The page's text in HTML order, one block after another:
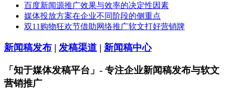
百度新闻源推广效果与效率的决定性因素
媒体投放方案在企业不同阶段的侧重点
双11购物狂欢节借助网络推广软文打好营销牌
新闻稿发布 | 发稿渠道 | 新闻稿中心
「知于媒体发稿平台」- 专注企业新闻稿发布与软文
营销推广